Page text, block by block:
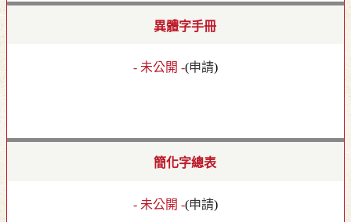
異體字手冊
- 未公開 -(申請)
簡化字總表
- 未公開 -(申請)